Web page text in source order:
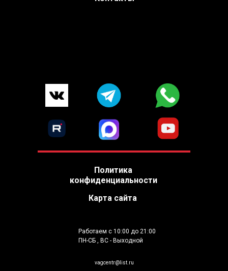
vagcentr@list.ru
Работаем с 10:00 до 21:00
ПН-СБ , ВС - Выходной
Политика
конфиденциальности
Карта сайта